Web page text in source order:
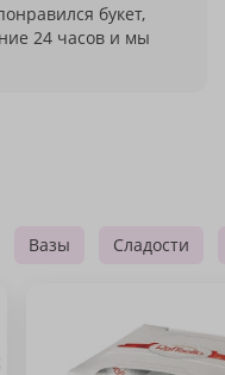
букет,
24 часов и мы
Вазы Сладости